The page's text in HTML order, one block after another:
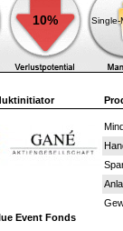
10% Single-
Event Fonds